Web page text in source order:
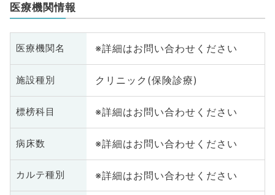
医療機関情報
医療機関名 ※詳細はお問い合わせください
施設種別 クリニック(保険診療)
標榜科目 ※詳細はお問い合わせください
病床数 ※詳細はお問い合わせください
カルテ種別 ※詳細はお問い合わせください